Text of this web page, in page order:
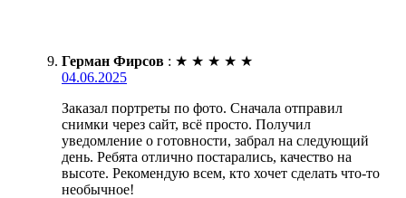
Герман Фирсов : ★ ★ ★ ★ ★
04.06.2025
Заказал портреты по фото. Сначала отправил
снимки через сайт, всё просто. Получил
уведомление о готовности, забрал на следующий
день. Ребята отлично постарались, качество на
высоте. Рекомендую всем, кто хочет сделать что-то
необычное!